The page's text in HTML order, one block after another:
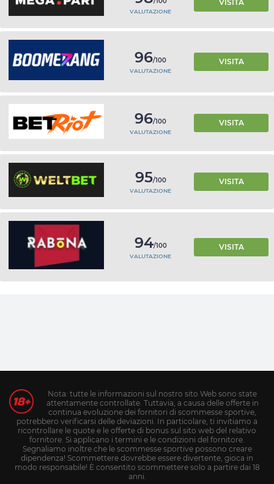
VALUTAZIONE
VISITA
96/100
VALUTAZIONE
VISITA
96/100
VALUTAZIONE
VISITA
95/100
VALUTAZIONE
VISITA
94/100
VALUTAZIONE
VISITA
Nota: tutte le informazioni sul nostro sito Web sono state
attentamente controllate. Tuttavia, a causa delle offerte in
continua evoluzione dei fornitori di scommesse sportive,
potrebbero verificarsi delle deviazioni. In particolare, ti invitiamo a
ricontrollare le quote e le offerte di bonus sul sito web del relativo
fornitore. Si applicano i termini e le condizioni del fornitore.
Segnaliamo inoltre che le scommesse sportive possono creare
dipendenza! Scommettere dovrebbe essere divertente, gioca in
modo responsabile! È consentito scommettere solo a partire dai 18
anni.